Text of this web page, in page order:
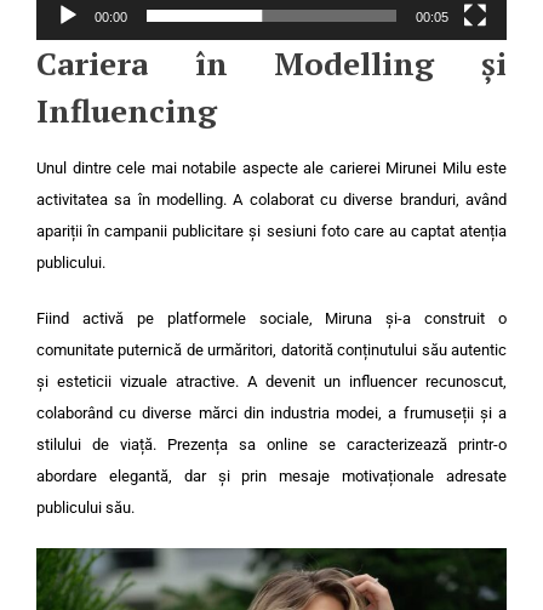
00:00 00:05
Cariera în Modelling și
Influencing
Unul dintre cele mai notabile aspecte ale carierei Mirunei Milu este
activitatea sa în modelling. A colaborat cu diverse branduri, având
apariții în campanii publicitare și sesiuni foto care au captat atenția
publicului.
Fiind activă pe platformele sociale, Miruna și-a construit o
comunitate puternică de urmăritori, datorită conținutului său autentic
și esteticii vizuale atractive. A devenit un influencer recunoscut,
colaborând cu diverse mărci din industria modei, a frumuseții și a
stilului de viață. Prezența sa online se caracterizează printr-o
abordare elegantă, dar și prin mesaje motivaționale adresate
publicului său.